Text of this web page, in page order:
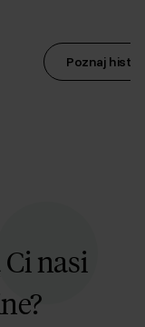
Poznaj
nasi